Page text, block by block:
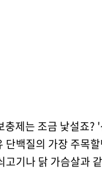
제는 조금 낯설죠?
백질의 가장 주목
기나 닭 가슴살과